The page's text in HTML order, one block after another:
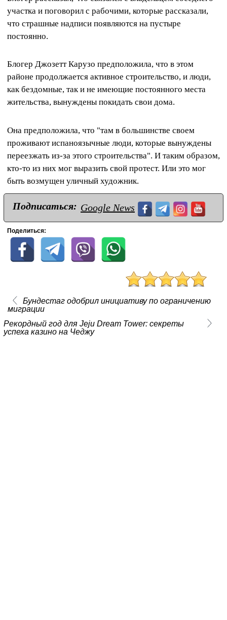
участка и поговорил с рабочими, которые рассказали,
что страшные надписи появляются на пустыре
постоянно.
Блогер Джозетт Карузо предположила, что в этом
районе продолжается активное строительство, и люди,
как бездомные, так и не имеющие постоянного места
жительства, вынуждены покидать свои дома.
Она предположила, что "там в большинстве своем
проживают испаноязычные люди, которые вынуждены
переезжать из-за этого строительства". И таким образом,
кто-то из них мог выразить свой протест. Или это мог
быть возмущен уличный художник.
Подписаться: Google News
Поделиться:
Бундестаг одобрил инициативу по ограничению
миграции
Рекордный год для Jeju Dream Tower: секреты
успеха казино на Чеджу